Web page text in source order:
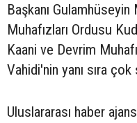
Başkanı
Muhafızları Ordusu
Kaani ve Devrim
Vahidi'nin yanı sıra
Uluslararası haber